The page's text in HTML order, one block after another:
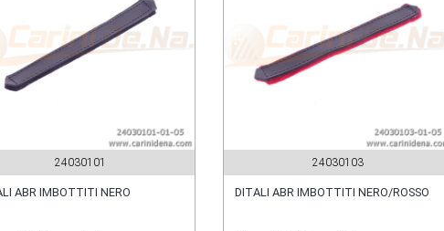
24030101
ABR IMBOTTITI NERO
24030103
DITALI ABR IMBOTTITI NERO/ROSSO